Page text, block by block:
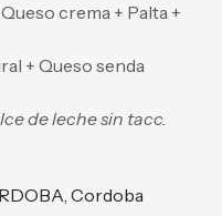
crema + Palta +
+ Queso senda
de leche sin tacc.
Cordoba